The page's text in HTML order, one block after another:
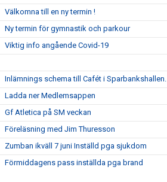
Välkomna till en ny termin !
Ny termin för gymnastik och parkour
Viktig info angående Covid-19
Inlämnings schema till Cafét i Sparbankshallen.
Ladda ner Medlemsappen
Gf Atletica på SM veckan
Föreläsning med Jim Thuresson
Zumban ikväll 7 juni Inställd pga sjukdom
Förmiddagens pass inställda pga brand